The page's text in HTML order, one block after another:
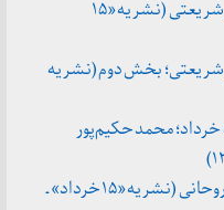
نامه‌ای منتشر نشده از دکتر علی شریعتی (نشریه «۱۵
شریعتی؛ بخش دوم (نشریه
خرداد؛ محمد حکیم‌پور
شریعتی در چهره‌ای دیگر | حمید روحانی (نشریه «۱۵ خرداد» ـ